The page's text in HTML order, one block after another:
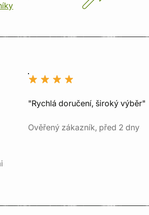
"Rychlá doručení, široký výběr"
Ověřený zákazník, před 2 dny